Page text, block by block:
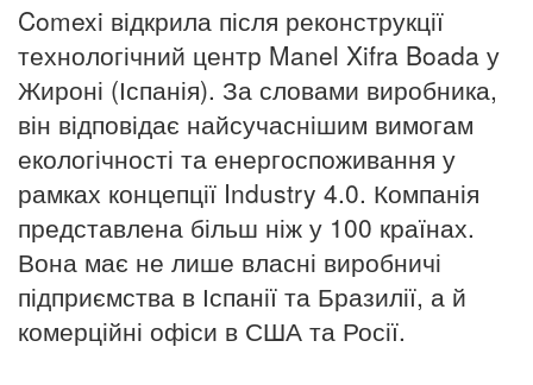
Comexi відкрила після реконструкції
технологічний центр Manel Xifra Boada у
Жироні (Іспанія). За словами виробника,
він відповідає найсучаснішим вимогам
екологічності та енергоспоживання у
рамках концепції Industry 4.0. Компанія
представлена ​​більш ніж у 100 країнах.
Вона має не лише власні виробничі
підприємства в Іспанії та Бразилії, а й
комерційні офіси в США та Росії.